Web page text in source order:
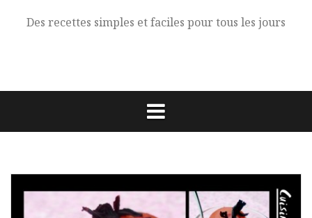
Des recettes simples et faciles pour tous les jours